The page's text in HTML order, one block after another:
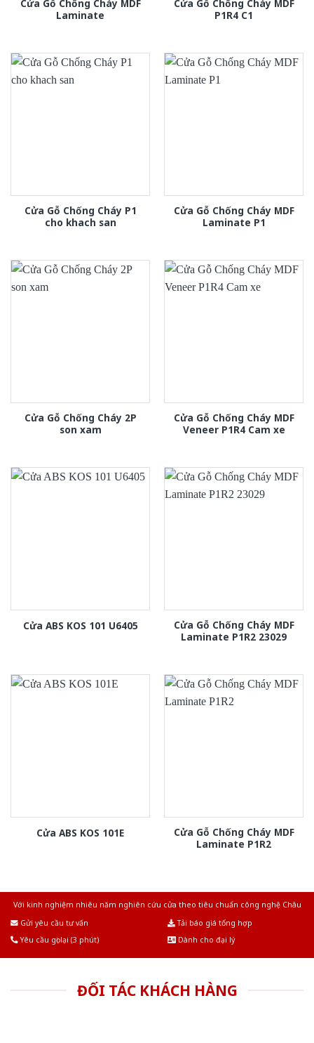
Cửa Gỗ Chống Cháy MDF
Laminate
Cửa Gỗ Chống Cháy MDF
P1R4 C1
Cửa Gỗ Chống Cháy P1
cho khach san
Cửa Gỗ Chống Cháy MDF
Laminate P1
Cửa Gỗ Chống Cháy 2P
son xam
Cửa Gỗ Chống Cháy MDF
Veneer P1R4 Cam xe
Cửa ABS KOS 101 U6405
Cửa Gỗ Chống Cháy MDF
Laminate P1R2 23029
Cửa ABS KOS 101E
Cửa Gỗ Chống Cháy MDF
Laminate P1R2
Với kinh nghiệm nhiêu năm nghiên cứu cửa theo tiêu chuẩn công nghệ Châu
Gửi yêu cầu tư vấn
Tải báo giá tổng hợp
Yêu cầu gọi lại (3 phút)
Dành cho đại lý
ĐỐI TÁC KHÁCH HÀNG